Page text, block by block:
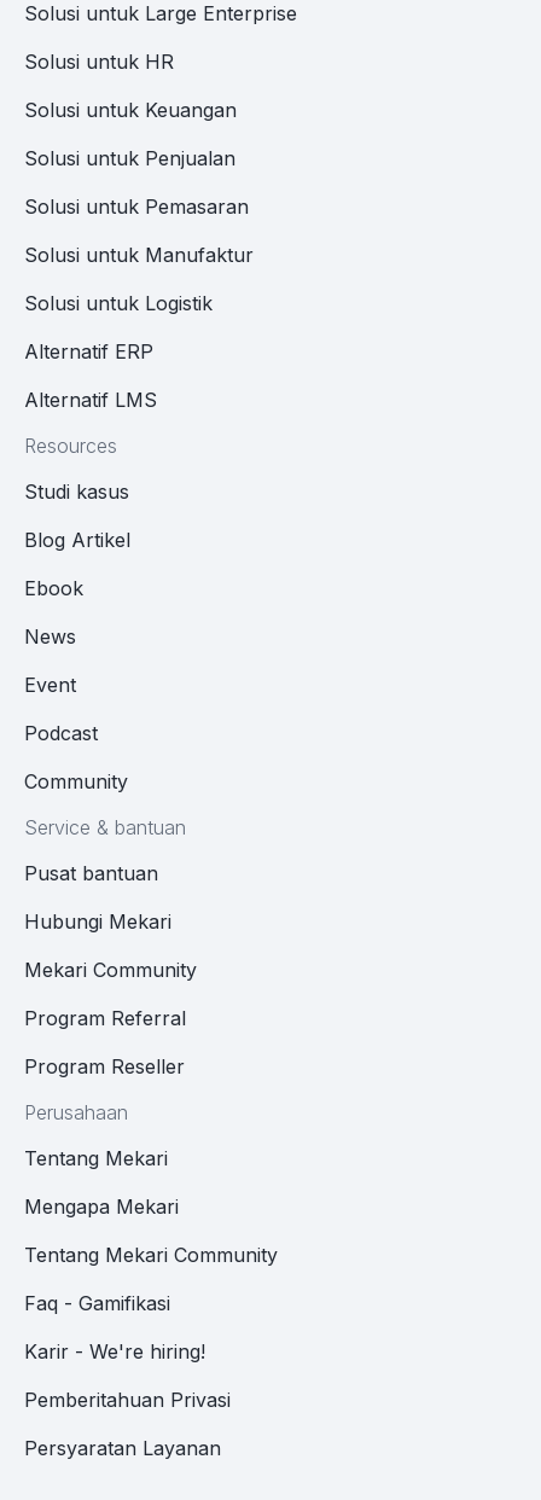
Solusi untuk Large Enterprise
Solusi untuk HR
Solusi untuk Keuangan
Solusi untuk Penjualan
Solusi untuk Pemasaran
Solusi untuk Manufaktur
Solusi untuk Logistik
Alternatif ERP
Alternatif LMS
Resources
Studi kasus
Blog Artikel
Ebook
News
Event
Podcast
Community
Service & bantuan
Pusat bantuan
Hubungi Mekari
Mekari Community
Program Referral
Program Reseller
Perusahaan
Tentang Mekari
Mengapa Mekari
Tentang Mekari Community
Faq - Gamifikasi
Karir - We're hiring!
Pemberitahuan Privasi
Persyaratan Layanan